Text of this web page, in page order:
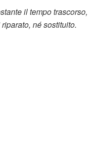
il tempo trascorso,
né sostituito.